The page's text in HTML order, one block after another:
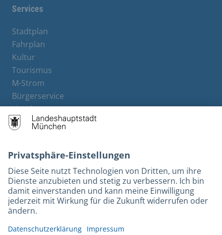
Services
Stadtplan
Fahrplan
Kultur
Tourismus
M-Strom
Bürgerservice
Hotels
Barrierefreiheit
Leichte Sprache
Gebärdensprache
Datenschutz
Impressum